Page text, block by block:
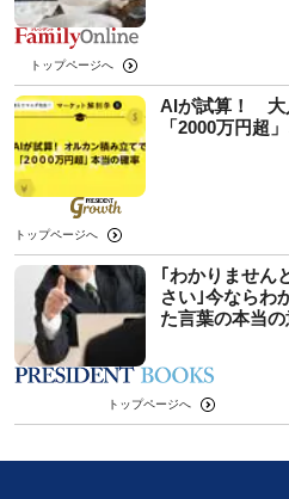
トップページへ
AIが試算！ 大
「2000万円超
トップページへ
｢わかりません
さい｣今ならわ
た言葉の本当
トップページへ